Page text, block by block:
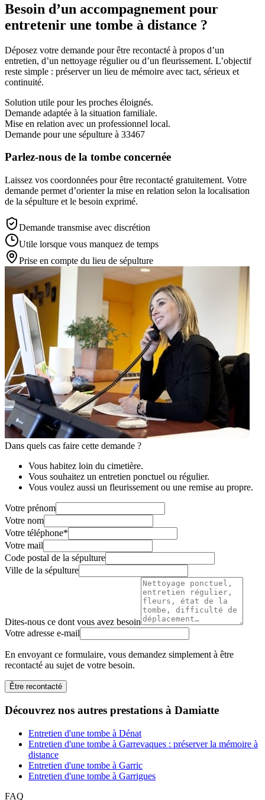
Besoin d’un accompagnement pour
entretenir une tombe à distance ?
Déposez votre demande pour être recontacté à propos d’un
entretien, d’un nettoyage régulier ou d’un fleurissement. L’objectif
reste simple : préserver un lieu de mémoire avec tact, sérieux et
continuité.
Solution utile pour les proches éloignés.
Demande adaptée à la situation familiale.
Mise en relation avec un professionnel local.
Demande pour une sépulture à 33467
Parlez-nous de la tombe concernée
Laissez vos coordonnées pour être recontacté gratuitement. Votre
demande permet d’orienter la mise en relation selon la localisation
de la sépulture et le besoin exprimé.
Demande transmise avec discrétion
Utile lorsque vous manquez de temps
Prise en compte du lieu de sépulture
Dans quels cas faire cette demande ?
Vous habitez loin du cimetière.
Vous souhaitez un entretien ponctuel ou régulier.
Vous voulez aussi un fleurissement ou une remise au propre.
Votre prénom
Votre nom
Votre téléphone*
Votre mail
Code postal de la sépulture
Ville de la sépulture
Dites-nous ce dont vous avez besoin
Votre adresse e-mail
En envoyant ce formulaire, vous demandez simplement à être
recontacté au sujet de votre besoin.
Être recontacté
Découvrez nos autres prestations à Damiatte
Entretien d'une tombe à Dénat
Entretien d'une tombe à Garrevaques : préserver la mémoire à
distance
Entretien d'une tombe à Garric
Entretien d'une tombe à Garrigues
FAQ